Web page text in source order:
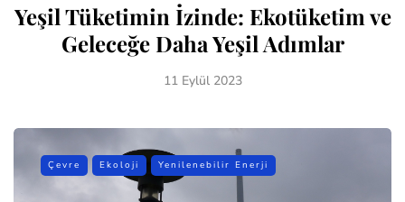
Yeşil Tüketimin İzinde: Ekotüketim ve
Geleceğe Daha Yeşil Adımlar
11 Eylül 2023
Çevre Ekoloji Yenilenebilir Enerji